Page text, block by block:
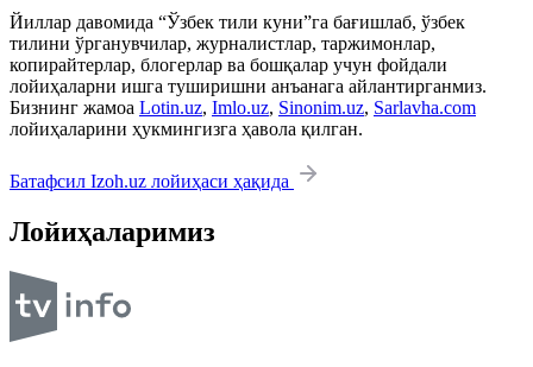
Йиллар давомида “Ўзбек тили куни”га бағишлаб, ўзбек
тилини ўрганувчилар, журналистлар, таржимонлар,
копирайтерлар, блогерлар ва бошқалар учун фойдали
лойиҳаларни ишга туширишни анъанага айлантирганмиз.
Бизнинг жамоа Lotin.uz, Imlo.uz, Sinonim.uz, Sarlavha.com
лойиҳаларини ҳукмингизга ҳавола қилган.
Батафсил Izoh.uz лойиҳаси ҳақида
Лойиҳаларимиз